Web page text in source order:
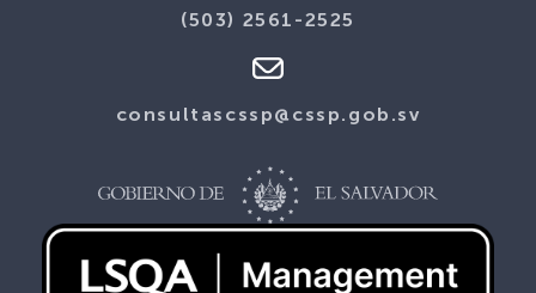
(503) 2561-2525
consultascssp@cssp.gob.sv